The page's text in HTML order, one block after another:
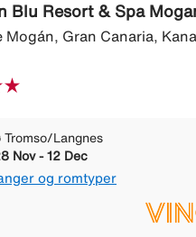
Blu Resort & Spa
Mogán, Gran Canaria,
Tromso/Langnes
Nov - 12 Dec
og romtyper